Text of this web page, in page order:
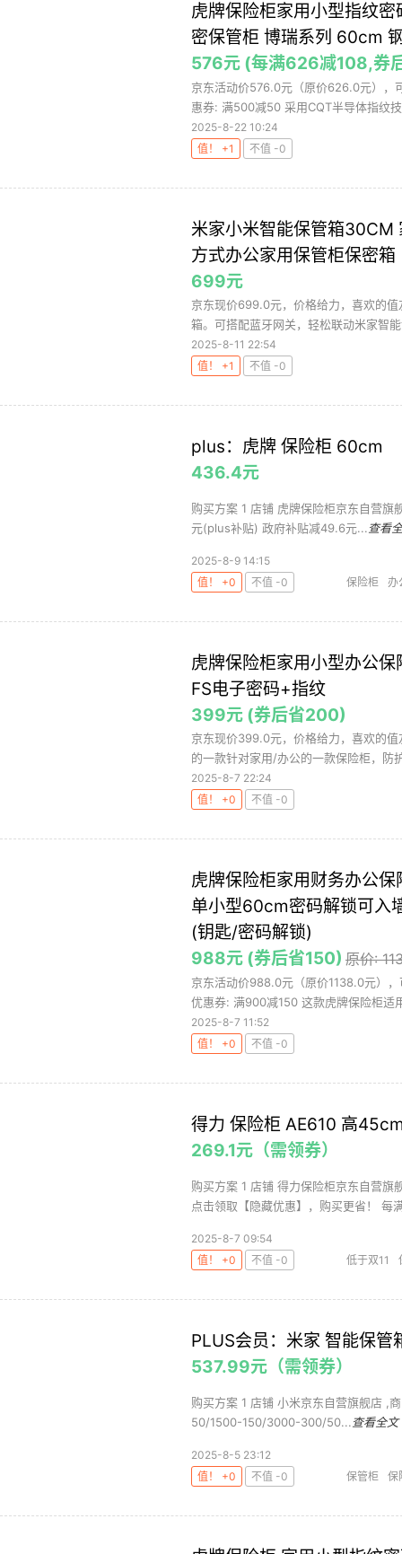
虎牌保险柜家用小型指纹
密保管柜 博瑞系列 60cm
576元 (每满626减108,券
京东活动价576.0元（原价626.0元），
惠券: 满500减50 采用CQT半导体指纹
2025-8-22 10:24
值！ +1
不值 -0
米家小米智能保管箱30CM
方式办公家用保管柜保密
699元
京东现价699.0元，价格给力，喜欢的
箱。可搭配蓝牙网关，轻松联动米家智
2025-8-11 22:54
值！ +1
不值 -0
plus：虎牌 保险柜 60cm
436.4元
购买方案 1 店铺 虎牌保险柜京东自营
元(plus补贴) 政府补贴减49.6元... 查看
2025-8-9 14:15
值！ +0
不值 -0 保险柜 办
虎牌保险柜家用小型办公
FS电子密码+指纹
399元 (券后省200)
京东现价399.0元，价格给力，喜欢的
的一款针对家用/办公的一款保险柜，防
2025-8-7 22:24
值！ +0
不值 -0
虎牌保险柜家用财务办公
单小型60cm密码解锁可入
(钥匙/密码解锁)
988元 (券后省150) 原价:
京东活动价988.0元（原价1138.0元）
优惠券: 满900减150 这款虎牌保险柜适
2025-8-7 11:52
值！ +0
不值 -0
得力 保险柜 AE610 高
269.1元（需领券）
购买方案 1 店铺 得力保险柜京东自营
点击领取【隐藏优惠】，购买更省！ 每
2025-8-7 09:54
值！ +0
不值 -0 低于双11
PLUS会员：米家 智能保管
537.99元（需领券）
购买方案 1 店铺 小米京东自营旗舰店 ,
50/1500-150/3000-300/50... 查看全文
2025-8-5 23:12
值！ +0
不值 -0 保管柜 保